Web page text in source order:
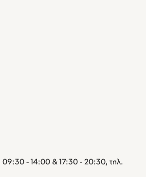
- 14:00 & 17:30 - 20:30, τηλ.